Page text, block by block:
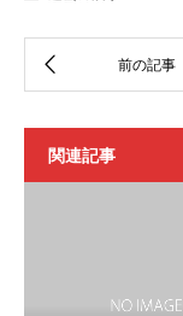
関連記事